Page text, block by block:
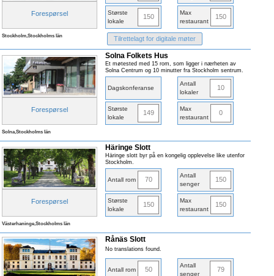
Forespørsel
Største
lokale
150
Max
restaurant
150
Stockholm,Stockholms län Tilrettelagt for digitale møter
Forespørsel
Solna Folkets Hus
Et møtested med 15 rom, som ligger i nærheten av
Solna Centrum og 10 minutter fra Stockholm sentrum.
Dagskonferanse
Antall
lokaler
10
Største
lokale
149
Max
restaurant
0
Solna,Stockholms län
Forespørsel
Häringe Slott
Häringe slott byr på en kongelig opplevelse like utenfor
Stockholm.
Antall rom 70
Antall
senger
150
Største
lokale
150
Max
restaurant
150
Västerhaninge,Stockholms län
Rånäs Slott
No translations found.
Antall rom 50
Antall
senger
79